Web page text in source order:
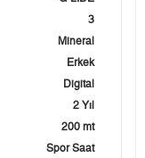
3
Mineral
Erkek
Digital
2 Yıl
200 mt
Spor Saat